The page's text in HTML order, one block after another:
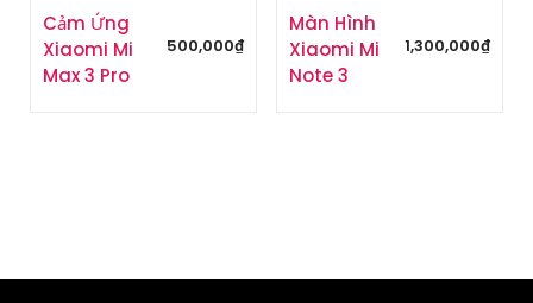
Cảm Ứng
Xiaomi Mi
Max 3 Pro
500,000₫
Màn Hình
Xiaomi Mi
Note 3
1,300,000₫